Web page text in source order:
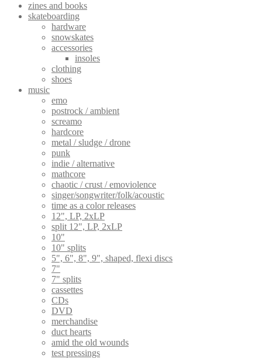
zines and books
skateboarding
hardware
snowskates
accessories
insoles
clothing
shoes
music
emo
postrock / ambient
screamo
hardcore
metal / sludge / drone
punk
indie / alternative
mathcore
chaotic / crust / emoviolence
singer/songwriter/folk/acoustic
time as a color releases
12", LP, 2xLP
split 12", LP, 2xLP
10"
10" splits
5", 6", 8", 9", shaped, flexi discs
7"
7" splits
cassettes
CDs
DVD
merchandise
duct hearts
amid the old wounds
test pressings